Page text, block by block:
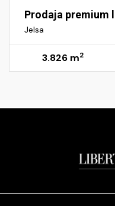
Jelsa
3.826 m2